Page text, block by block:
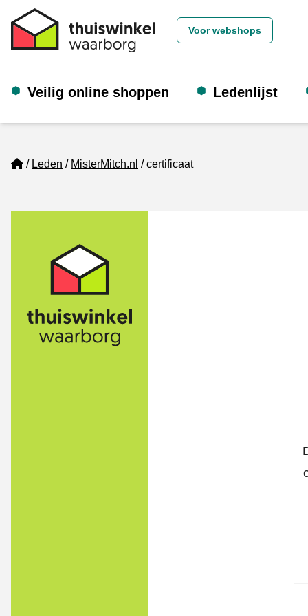
Voor webshops
Veilig online shoppen Ledenlijst
Home
Leden MisterMitch.nl certificaat